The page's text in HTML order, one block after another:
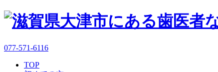
077-571-6116
TOP